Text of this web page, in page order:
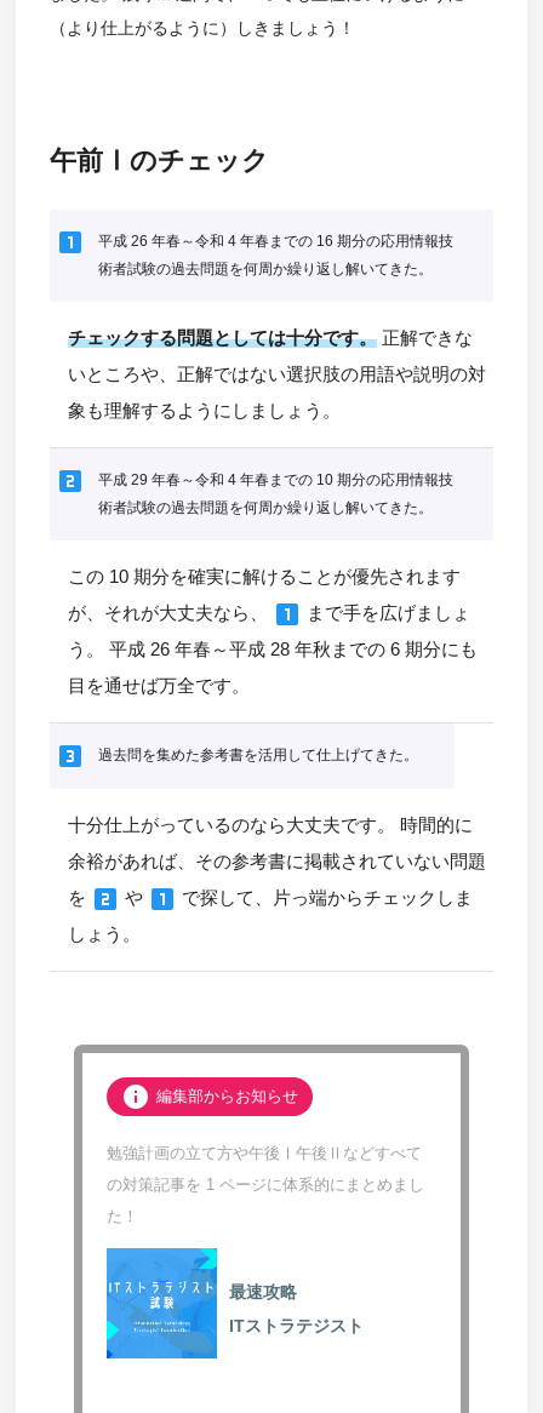
（より仕上がるように）しきましょう！
午前Ⅰのチェック
looks_one
平成 26 年春～令和 4 年春までの 16 期分の応用情報技
術者試験の過去問題を何周か繰り返し解いてきた。
チェックする問題としては十分です。正解できな
いところや、正解ではない選択肢の用語や説明の対
象も理解するようにしましょう。
looks_two
平成 29 年春～令和 4 年春までの 10 期分の応用情報技
術者試験の過去問題を何周か繰り返し解いてきた。
この 10 期分を確実に解けることが優先されます
が、それが大丈夫なら、
looks_one まで手を広げましょ
う。 平成 26 年春～平成 28 年秋までの 6 期分にも
目を通せば万全です。
looks_3 過去問を集めた参考書を活用して仕上げてきた。
十分仕上がっているのなら大丈夫です。 時間的に
余裕があれば、その参考書に掲載されていない問題
を looks_two や looks_one で探して、片っ端からチェックしま
しょう。
info 編集部からお知らせ
勉強計画の立て方や午後Ⅰ午後Ⅱなどすべて
の対策記事を 1 ページに体系的にまとめまし
た！
最速攻略
ITストラテジスト